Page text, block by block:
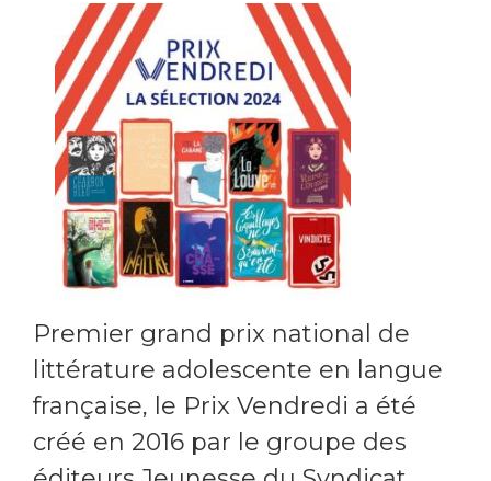
Premier grand prix national de
littérature adolescente en langue
française, le Prix Vendredi a été
créé en 2016 par le groupe des